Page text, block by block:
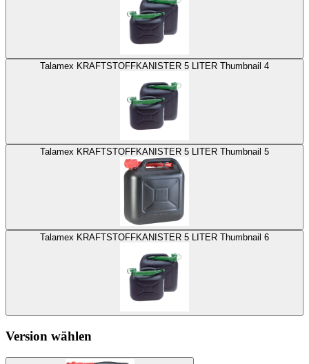
Talamex KRAFTSTOFFKANISTER 5 LITER Thumbnail 4
Talamex KRAFTSTOFFKANISTER 5 LITER Thumbnail 5
Talamex KRAFTSTOFFKANISTER 5 LITER Thumbnail 6
Version wählen